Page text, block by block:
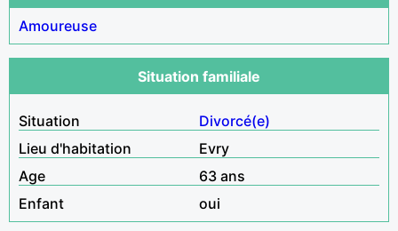
Amoureuse
Situation familiale
Situation
Divorcé(e)
Lieu d'habitation
Evry
Age
63 ans
Enfant
oui